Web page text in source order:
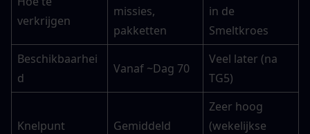
verkrijgen
missies,
pakketten
in de
Smeltkroes
Beschikbaarhei
d
Vanaf ~Dag 70
Veel later (na
TG5)
Knelpunt Gemiddeld
Zeer hoog
(wekelijkse